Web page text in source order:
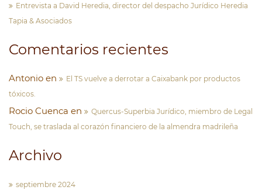
Entrevista a David Heredia, director del despacho Jurídico Heredia
Tapia & Asociados
Comentarios recientes
Antonio en
El TS vuelve a derrotar a Caixabank por productos
tóxicos.
Rocio Cuenca en
Quercus-Superbia Jurídico, miembro de Legal
Touch, se traslada al corazón financiero de la almendra madrileña
Archivo
septiembre 2024